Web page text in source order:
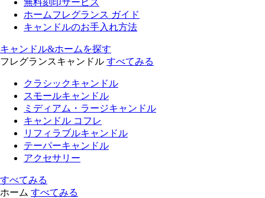
無料刻印サービス
ホームフレグランス ガイド
キャンドルのお手入れ方法
キャンドル&ホームを探す
フレグランスキャンドル すべてみる
クラシックキャンドル
スモールキャンドル
ミディアム・ラージキャンドル
キャンドル コフレ
リフィラブルキャンドル
テーパーキャンドル
アクセサリー
すべてみる
ホーム すべてみる